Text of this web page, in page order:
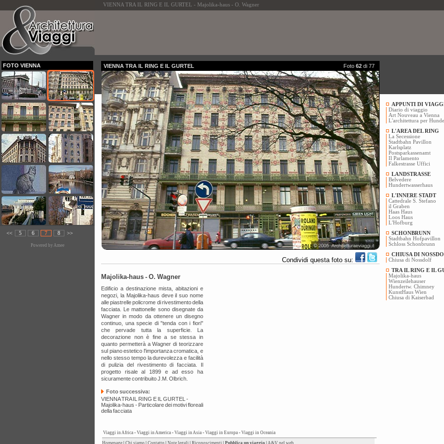
VIENNA TRA IL RING E IL GURTEL - Majolika-haus - O. Wagner
FOTO VIENNA
<< 5 6 7 8 >>
Powered by Amee
VIENNA TRA IL RING E IL GURTEL Foto 62 di 77
Condividi questa foto su:
Majolika-haus - O. Wagner
Edificio a destinazione mista, abitazioni e
negozi, la Majolika-haus deve il suo nome
alle piastrelle policrome di rivestimento della
facciata. Le mattonelle sono disegnate da
Wagner in modo da ottenere un disegno
continuo, una specie di "tenda con i fiori"
che pervade tutta la superficie. La
decorazione non è fine a se stessa in
quanto permetterà a Wagner di teorizzare
sul piano estetico l'importanza cromatica, e
nello stesso tempo la durevolezza e facilità
di pulizia del rivestimento di facciata. Il
progetto risale al 1899 e ad esso ha
sicuramente contribuito J.M. Olbrich.
Foto successiva:
VIENNA TRA IL RING E IL GURTEL -
Majolika-haus - Particolare dei motivi floreali
della facciata
APPUNTI DI
Diario di viaggio
Art Nouveau a Vienna
L'architettura per
L'AREA DEL RING
La Secessione
Stadtbahn Pavillon
Karlsplatz
Postsparkassenamt
Il Parlamento
Falkestrasse Uffici
LANDSTRASSE
Belvedere
Hundertwasserhaus
L'INNERE STADT
Cattedrale S. Stefano
il Graben
Haas Haus
Loos Haus
L'Hofburg
SCHONBRUNN
Stadtbahn Hofpavillon
Schloss Schonbrunn
CHIUSA DI
Chiusa di Nossdolf
TRA IL RING E IL
Majolika-haus
Wienzeilehauser
Hundertw. Chimney
KunstHaus Wien
Chiusa di Kaiserbad
Viaggi in Africa - Viaggi in America - Viaggi in Asia - Viaggi in Europa - Viaggi in Oceania
Homepage Chi siamo Contatto Note legali Riconoscimenti Pubblica un viaggio A&V nel web